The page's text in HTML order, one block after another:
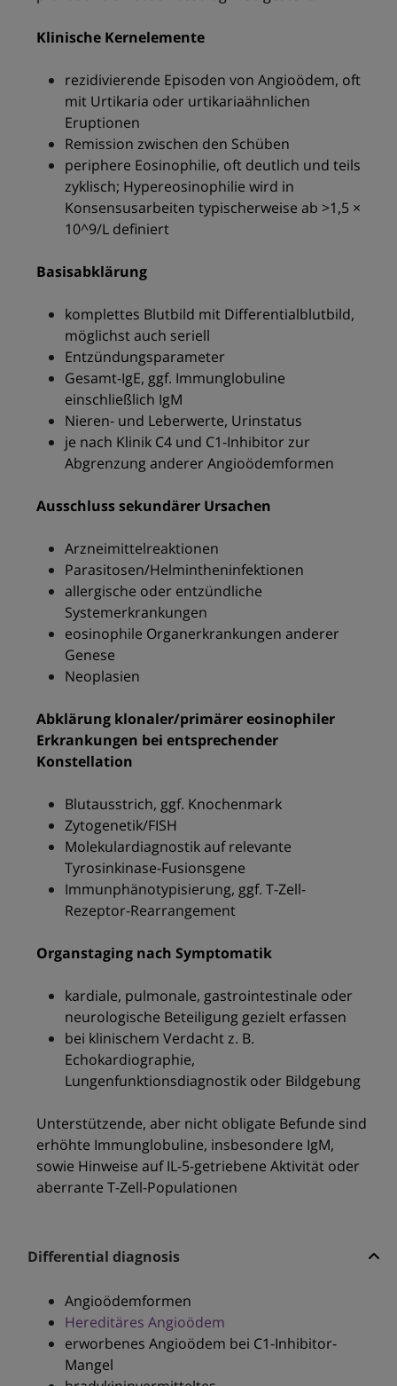
Klinische Kernelemente
rezidivierende Episoden von Angioödem, oft
mit Urtikaria oder urtikariaähnlichen
Eruptionen
Remission zwischen den Schüben
periphere Eosinophilie, oft deutlich und teils
zyklisch; Hypereosinophilie wird in
Konsensusarbeiten typischerweise ab >1,5 ×
10^9/L definiert
Basisabklärung
komplettes Blutbild mit Differentialblutbild,
möglichst auch seriell
Entzündungsparameter
Gesamt-IgE, ggf. Immunglobuline
einschließlich IgM
Nieren- und Leberwerte, Urinstatus
je nach Klinik C4 und C1-Inhibitor zur
Abgrenzung anderer Angioödemformen
Ausschluss sekundärer Ursachen
Arzneimittelreaktionen
Parasitosen/Helmintheninfektionen
allergische oder entzündliche
Systemerkrankungen
eosinophile Organerkrankungen anderer
Genese
Neoplasien
Abklärung klonaler/primärer eosinophiler
Erkrankungen bei entsprechender
Konstellation
Blutausstrich, ggf. Knochenmark
Zytogenetik/FISH
Molekulardiagnostik auf relevante
Tyrosinkinase-Fusionsgene
Immunphänotypisierung, ggf. T-Zell-
Rezeptor-Rearrangement
Organstaging nach Symptomatik
kardiale, pulmonale, gastrointestinale oder
neurologische Beteiligung gezielt erfassen
bei klinischem Verdacht z. B.
Echokardiographie,
Lungenfunktionsdiagnostik oder Bildgebung
Unterstützende, aber nicht obligate Befunde sind
erhöhte Immunglobuline, insbesondere IgM,
sowie Hinweise auf IL-5-getriebene Aktivität oder
aberrante T-Zell-Populationen
Differential diagnosis
Angioödemformen
Hereditäres Angioödem
erworbenes Angioödem bei C1-Inhibitor-
Mangel